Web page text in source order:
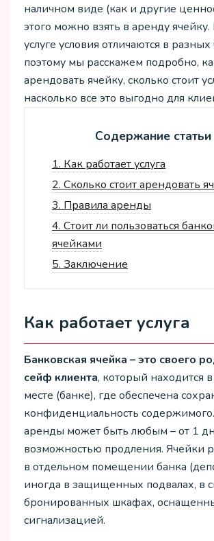
наличном виде (как и другие
этого можно взять в аренду ячейку.
услуге условия отличаются в разных
поэтому мы расскажем подробно,
арендовать ячейку, сколько стоит
насколько все это выгодно для
Содержание статьи
1. Как работает услуга
2. Сколько стоит арендовать
3. Правила аренды
4. Стоит ли пользоваться
ячейками
5. Заключение
Как работает услуга
Банковская ячейка – это своего
сейф клиента, который находится
месте (банке), где обеспечена
конфиденциальность
аренды может быть любым – от 1
возможностью продления. Ячейки
в отдельном помещении банка
иногда в защищенных подвалах, в
бронированных шкафах,
сигнализацией.